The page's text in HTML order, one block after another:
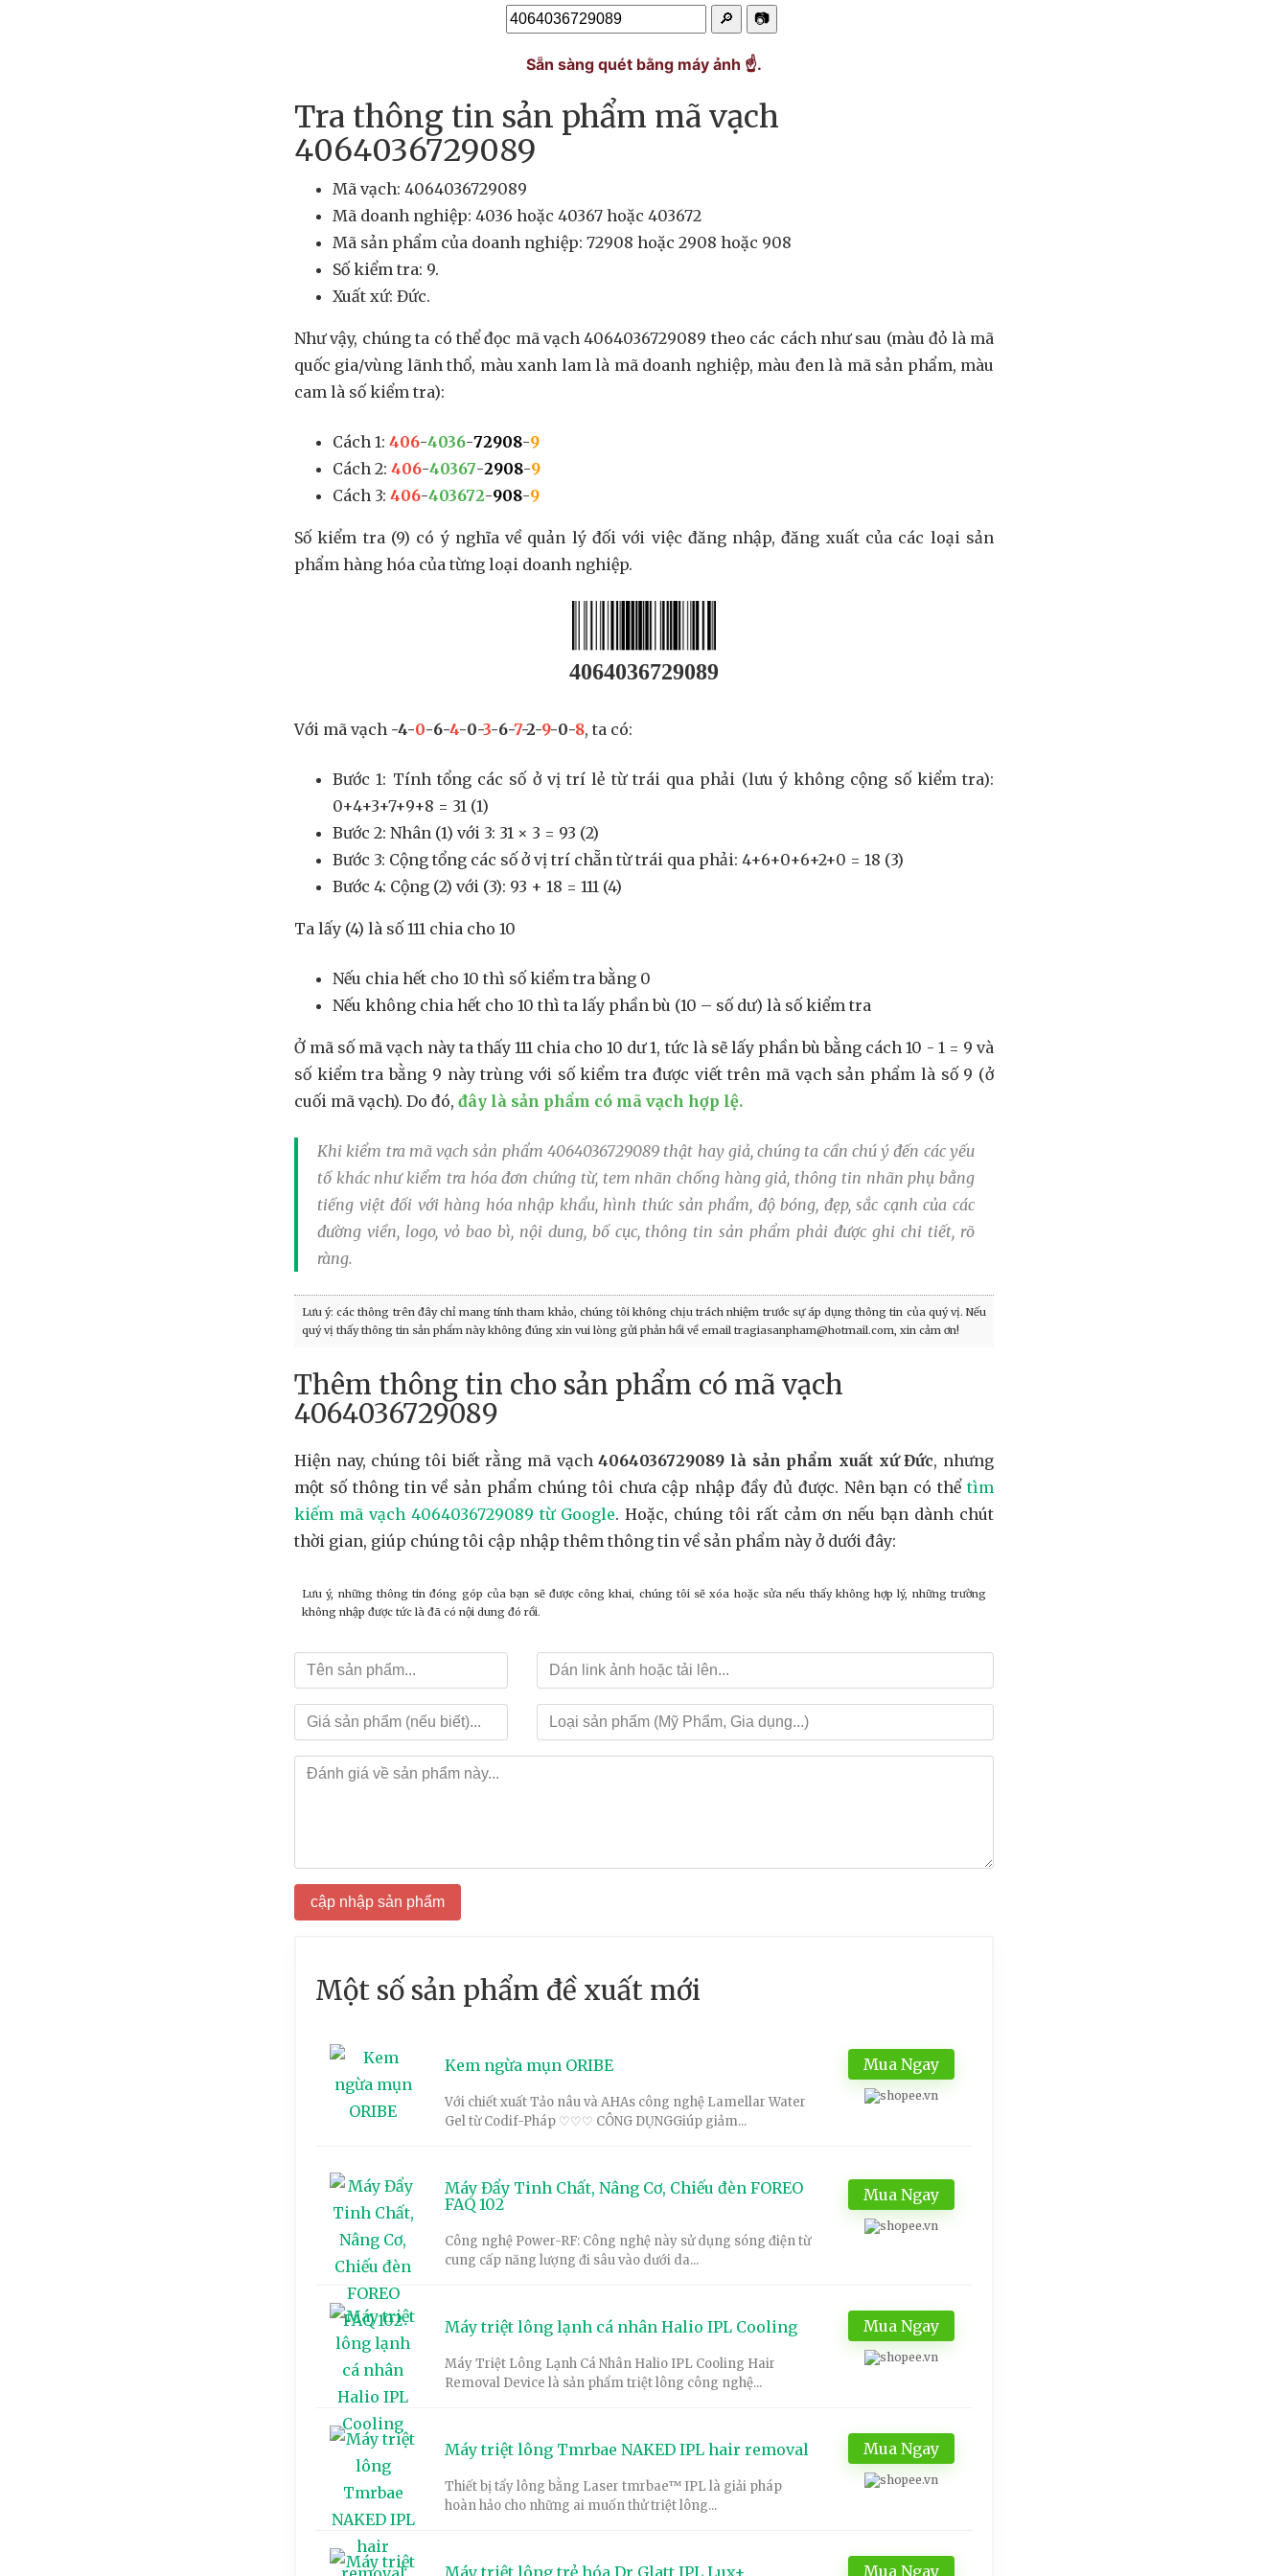
🔎 📷
Sẵn sàng quét bằng máy ảnh ☝️.
Tra thông tin sản phẩm mã vạch
4064036729089
Mã vạch: 4064036729089
Mã doanh nghiệp: 4036 hoặc 40367 hoặc 403672
Mã sản phẩm của doanh nghiệp: 72908 hoặc 2908 hoặc 908
Số kiểm tra: 9.
Xuất xứ: Đức.
Như vậy, chúng ta có thể đọc mã vạch 4064036729089 theo các cách như sau (màu đỏ là mã
quốc gia/vùng lãnh thổ, màu xanh lam là mã doanh nghiệp, màu đen là mã sản phẩm, màu
cam là số kiểm tra):
Cách 1: 406-4036-72908-9
Cách 2: 406-40367-2908-9
Cách 3: 406-403672-908-9
Số kiểm tra (9) có ý nghĩa về quản lý đối với việc đăng nhập, đăng xuất của các loại sản
phẩm hàng hóa của từng loại doanh nghiệp.
4064036729089
Với mã vạch -4-0-6-4-0-3-6-7-2-9-0-8, ta có:
Bước 1: Tính tổng các số ở vị trí lẻ từ trái qua phải (lưu ý không cộng số kiểm tra):
0+4+3+7+9+8 = 31 (1)
Bước 2: Nhân (1) với 3: 31 × 3 = 93 (2)
Bước 3: Cộng tổng các số ở vị trí chẵn từ trái qua phải: 4+6+0+6+2+0 = 18 (3)
Bước 4: Cộng (2) với (3): 93 + 18 = 111 (4)
Ta lấy (4) là số 111 chia cho 10
Nếu chia hết cho 10 thì số kiểm tra bằng 0
Nếu không chia hết cho 10 thì ta lấy phần bù (10 – số dư) là số kiểm tra
Ở mã số mã vạch này ta thấy 111 chia cho 10 dư 1, tức là sẽ lấy phần bù bằng cách 10 - 1 = 9 và
số kiểm tra bằng 9 này trùng với số kiểm tra được viết trên mã vạch sản phẩm là số 9 (ở
cuối mã vạch). Do đó, đây là sản phẩm có mã vạch hợp lệ.
Khi kiểm tra mã vạch sản phẩm 4064036729089 thật hay giả, chúng ta cần chú ý đến các yếu
tố khác như kiểm tra hóa đơn chứng từ, tem nhãn chống hàng giả, thông tin nhãn phụ bằng
tiếng việt đối với hàng hóa nhập khẩu, hình thức sản phẩm, độ bóng, đẹp, sắc cạnh của các
đường viền, logo, vỏ bao bì, nội dung, bố cục, thông tin sản phẩm phải được ghi chi tiết, rõ
ràng.
Lưu ý: các thông trên đây chỉ mang tính tham khảo, chúng tôi không chịu trách nhiệm trước sự áp dụng thông tin của quý vị. Nếu
quý vị thấy thông tin sản phẩm này không đúng xin vui lòng gửi phản hồi về email tragiasanpham@hotmail.com, xin cảm ơn!
Thêm thông tin cho sản phẩm có mã vạch
4064036729089
Hiện nay, chúng tôi biết rằng mã vạch4064036729089 là sản phẩm xuất xứ Đức, nhưng
một số thông tin về sản phẩm chúng tôi chưa cập nhập đầy đủ được. Nên bạn có thểtìm
kiếm mã vạch 4064036729089 từ Google. Hoặc, chúng tôi rất cảm ơn nếu bạn dành chút
thời gian, giúp chúng tôi cập nhập thêm thông tin về sản phẩm này ở dưới đây:
Lưu ý, những thông tin đóng góp của bạn sẽ được công khai, chúng tôi sẽ xóa hoặc sửa nếu thấy không hợp lý, những trường
không nhập được tức là đã có nội dung đó rồi.
cập nhập sản phẩm
Một số sản phẩm đề xuất mới
Kem ngừa mụn ORIBE
Với chiết xuất Tảo nâu và AHAs công nghệ Lamellar Water
Gel từ Codif-Pháp ♡♡♡ CÔNG DỤNGGiúp giảm...
Mua Ngay
Máy Đẩy Tinh Chất, Nâng Cơ, Chiếu đèn FOREO
FAQ 102
Công nghệ Power-RF: Công nghệ này sử dụng sóng điện từ
cung cấp năng lượng đi sâu vào dưới da...
Mua Ngay
Máy triệt lông lạnh cá nhân Halio IPL Cooling
Máy Triệt Lông Lạnh Cá Nhân Halio IPL Cooling Hair
Removal Device là sản phẩm triệt lông công nghệ...
Mua Ngay
Máy triệt lông Tmrbae NAKED IPL hair removal
Thiết bị tẩy lông bằng Laser tmrbae™ IPL là giải pháp
hoàn hảo cho những ai muốn thử triệt lông...
Mua Ngay
Máy triệt lông trẻ hóa Dr Glatt IPL Lux+ Mua Ngay